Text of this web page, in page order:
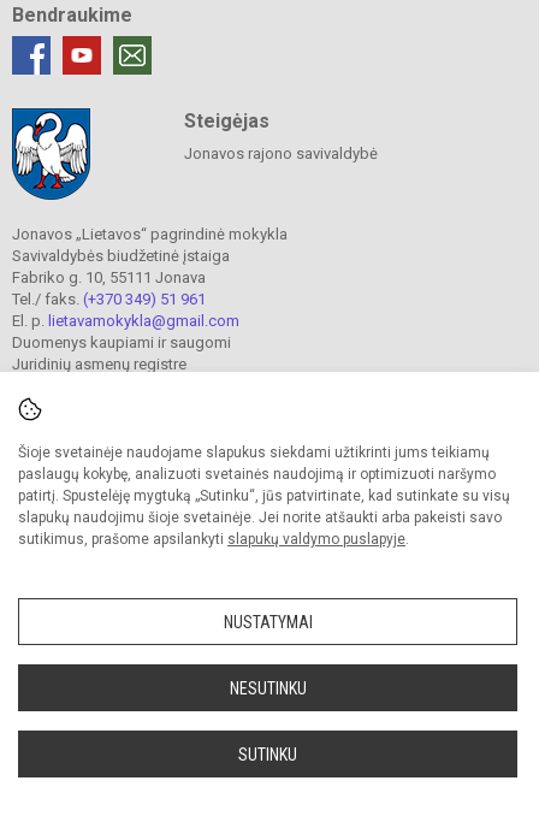
Šioje svetainėje naudojame slapukus siekdami užtikrinti jums teikiamų
paslaugų kokybę, analizuoti svetainės naudojimą ir optimizuoti naršymo
patirtį. Spustelėję mygtuką „Sutinku“, jūs patvirtinate, kad sutinkate su visų
slapukų naudojimu šioje svetainėje. Jei norite atšaukti arba pakeisti savo
sutikimus, prašome apsilankyti slapukų valdymo puslapyje.
NUSTATYMAI
NESUTINKU
SUTINKU
Bendraukime
Steigėjas
Jonavos rajono savivaldybė
Jonavos „Lietavos“ pagrindinė mokykla
Savivaldybės biudžetinė įstaiga
Fabriko g. 10, 55111 Jonava
Tel./ faks. (+370 349) 51 961
El. p. lietavamokykla@gmail.com
Duomenys kaupiami ir saugomi
Juridinių asmenų registre
© 2023. Jonavos Lietavos pagrindinė mokykla. Visos teisės saugomos.
Kopijuoti turinį be raštiško įstaigos administracijos sutikimo griežtai draudžiama.
Prieinamumo paraiška Slapukų valdymas
svetainę